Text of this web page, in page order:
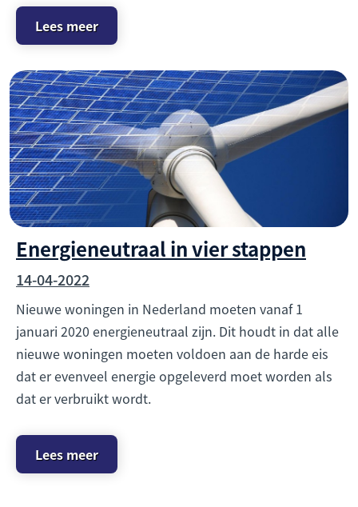
Lees meer
Energieneutraal in vier stappen
14-04-2022
Nieuwe woningen in Nederland moeten vanaf 1
januari 2020 energieneutraal zijn. Dit houdt in dat alle
nieuwe woningen moeten voldoen aan de harde eis
dat er evenveel energie opgeleverd moet worden als
dat er verbruikt wordt.
Lees meer